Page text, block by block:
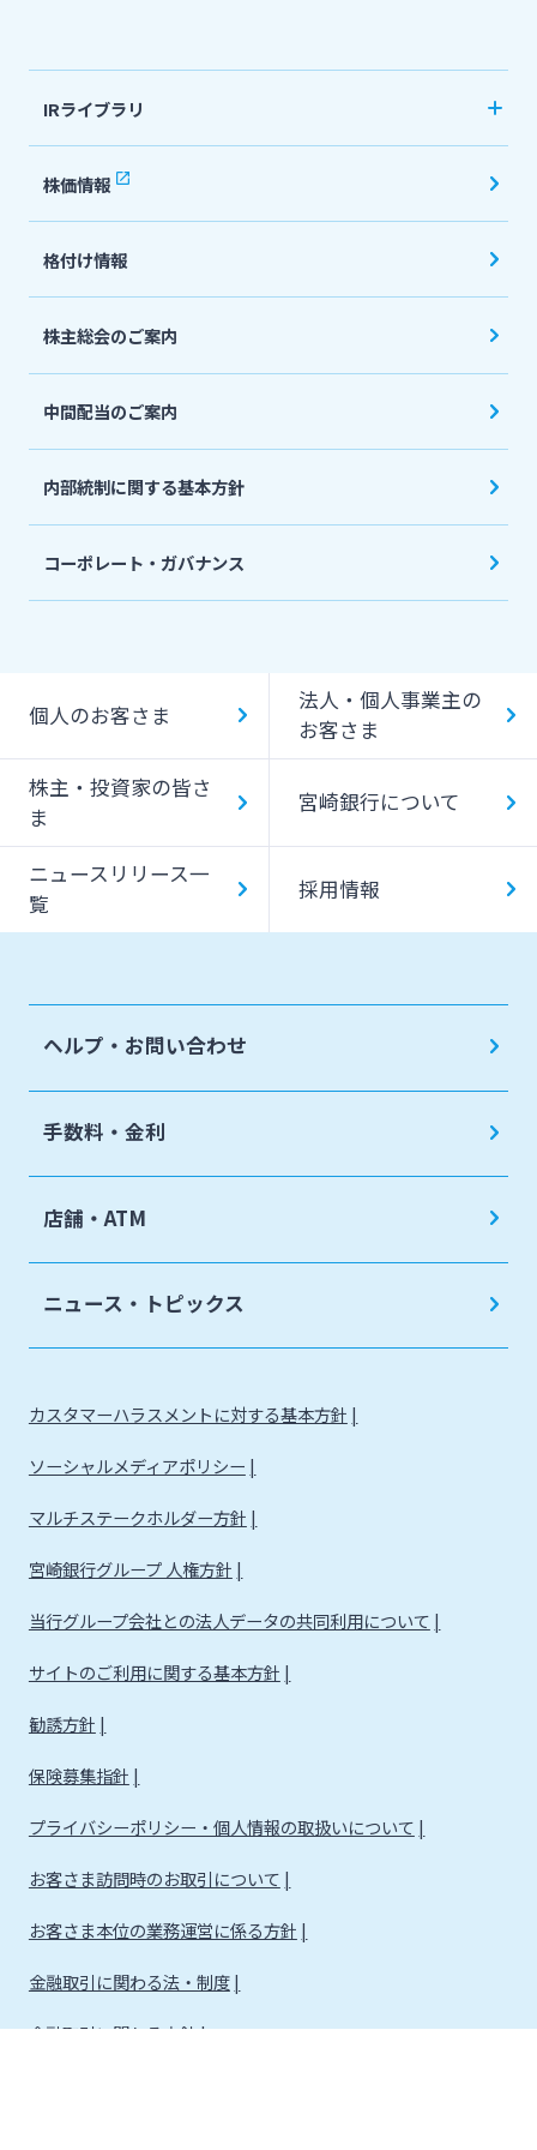
法人・個人事業主のお客さま
株主・投資家の皆さま
宮崎銀行について
ニュースリリース一覧
採用情報
お問い合わせ先一覧
IRライブラリ
決算短信
有価証券報告書・四半期報告書
IR関連ニュースリリース
会社説明会資料
投資家向け説明会資料
English
株価情報
格付け情報
株主総会のご案内
中間配当のご案内
内部統制に関する基本方針
コーポレート・ガバナンス
個人のお客さま
法人・個人事業主の
お客さま
株主・投資家の皆さ
ま
宮崎銀行について
ニュースリリース一
覧
採用情報
ヘルプ・お問い合わせ
手数料・金利
店舗・ATM
ニュース・トピックス
カスタマーハラスメントに対する基本方針
ソーシャルメディアポリシー
マルチステークホルダー方針
宮崎銀行グループ 人権方針
当行グループ会社との法人データの共同利用について
サイトのご利用に関する基本方針
勧誘方針
保険募集指針
プライバシーポリシー・個人情報の取扱いについて
お客さま訪問時のお取引について
お客さま本位の業務運営に係る方針
金融取引に関わる法・制度
金融取引に関わる方針